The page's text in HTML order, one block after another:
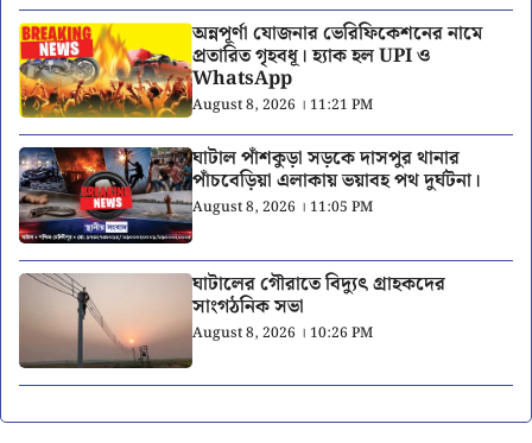
অন্নপূর্ণা যোজনার ভেরিফিকেশনের নামে
প্রতারিত গৃহবধূ। হ্যাক হল UPI ও
WhatsApp
August 8, 2026 । 11:21 PM
ঘাটাল পাঁশকুড়া সড়কে দাসপুর থানার
পাঁচবেড়িয়া এলাকায় ভয়াবহ পথ দুর্ঘটনা।
August 8, 2026 । 11:05 PM
ঘাটালের গৌরাতে বিদ্যুৎ গ্রাহকদের
সাংগঠনিক সভা
August 8, 2026 । 10:26 PM